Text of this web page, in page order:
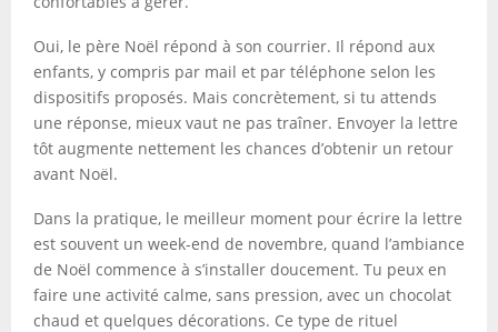
Oui, le père Noël répond à son courrier. Il répond aux
enfants, y compris par mail et par téléphone selon les
dispositifs proposés. Mais concrètement, si tu attends
une réponse, mieux vaut ne pas traîner. Envoyer la lettre
tôt augmente nettement les chances d’obtenir un retour
avant Noël.
Dans la pratique, le meilleur moment pour écrire la lettre
est souvent un week-end de novembre, quand l’ambiance
de Noël commence à s’installer doucement. Tu peux en
faire une activité calme, sans pression, avec un chocolat
chaud et quelques décorations. Ce type de rituel